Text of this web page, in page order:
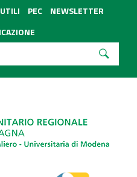
PEC
NEWSLETTER